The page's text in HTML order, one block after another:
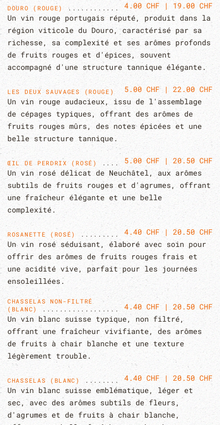
DOURO (ROUGE)
4.00 CHF | 19.00 CHF
Un vin rouge portugais réputé, produit dans la
région viticole du Douro, caractérisé par sa
richesse, sa complexité et ses arômes profonds
de fruits rouges et d'épices, souvent
accompagné d'une structure tannique élégante.
LES DEUX SAUVAGES (ROUGE)
5.00 CHF | 22.00 CHF
Un vin rouge audacieux, issu de l'assemblage
de cépages typiques, offrant des arômes de
fruits rouges mûrs, des notes épicées et une
belle structure tannique.
ŒIL DE PERDRIX (ROSÉ)
5.00 CHF | 20.50 CHF
Un vin rosé délicat de Neuchâtel, aux arômes
subtils de fruits rouges et d'agrumes, offrant
une fraîcheur élégante et une belle
complexité.
ROSANETTE (ROSÉ)
4.40 CHF | 20.50 CHF
Un vin rosé séduisant, élaboré avec soin pour
offrir des arômes de fruits rouges frais et
une acidité vive, parfait pour les journées
ensoleillées.
CHASSELAS NON-FILTRÉ
(BLANC)
4.40 CHF | 20.50 CHF
Un vin blanc suisse typique, non filtré,
offrant une fraîcheur vivifiante, des arômes
de fruits à chair blanche et une texture
légèrement trouble.
CHASSELAS (BLANC)
4.40 CHF | 20.50 CHF
Un vin blanc suisse emblématique, léger et
sec, avec des arômes subtils de fleurs,
d'agrumes et de fruits à chair blanche,